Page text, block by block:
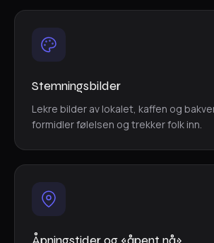
Stemningsbilder
Lekre bilder av lokalet, kaffen og
formidler følelsen og trekker folk inn.